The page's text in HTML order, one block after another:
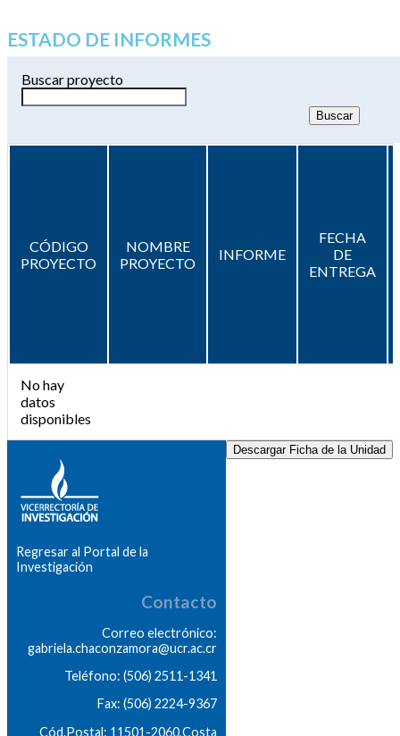
ESTADO DE INFORMES
Buscar proyecto
CÓDIGO
PROYECTO
NOMBRE
PROYECTO
INFORME
FECHA
DE
ENTREGA
No hay
datos
disponibles
Descargar Ficha de la Unidad
Regresar al Portal de la
Investigación
Contacto
Correo electrónico:
gabriela.chaconzamora@ucr.ac.cr
Teléfono: (506) 2511-1341
Fax: (506) 2224-9367
Cód.Postal: 11501-2060,Costa